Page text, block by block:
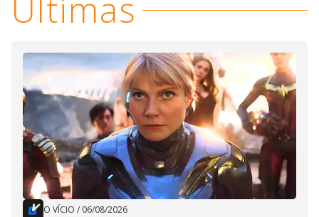
Últimas
O VÍCIO / 06/08/2026